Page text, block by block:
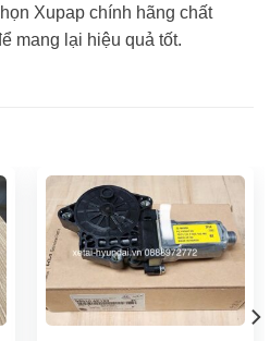
Xupap chính hãng chất
mang lại hiệu quả tốt.